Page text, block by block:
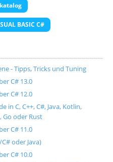
BASIC C#
- Tipps, Tricks und Tuning
C# 13.0
C# 12.0
in C, C++, C#, Java, Kotlin,
Go oder Rust
C# 11.0
oder Java)
C# 10.0